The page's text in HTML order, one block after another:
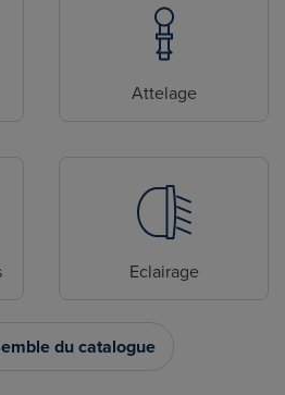
Attelage
Eclairage
du catalogue